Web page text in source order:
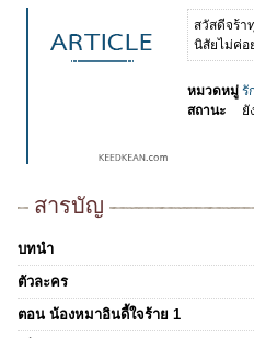
สวัสดีจร้า
นิสัยไม่ค่อ
หมวดหมู่ รั
สถานะ
ยั
สารบัญ
บทนำ
ตัวละคร
ตอน น้องหมาอินดี้ใจร้าย 1